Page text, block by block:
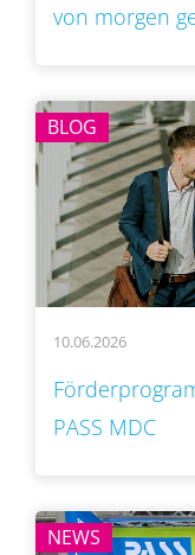
von morgen
BLOG
10.06.2026
PASS MDC
NEWS